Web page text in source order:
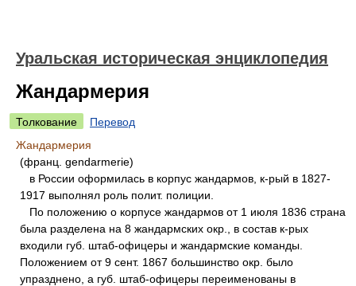
Уральская историческая энциклопедия
Жандармерия
Толкование
Перевод
Жандармерия
(франц. gendarmerie)
в России оформилась в корпус жандармов, к-рый в 1827-
1917 выполнял роль полит. полиции.
По положению о корпусе жандармов от 1 июля 1836 страна
была разделена на 8 жандармских окр., в состав к-рых
входили губ. штаб-офицеры и жандармские команды.
Положением от 9 сент. 1867 большинство окр. было
упразднено, а губ. штаб-офицеры переименованы в